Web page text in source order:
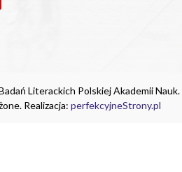
Literackich Polskiej Akademii Nauk.
Realizacja: perfekcyjneStrony.pl